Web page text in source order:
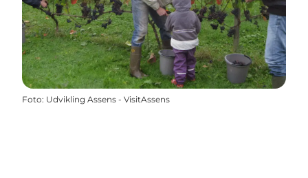
Foto: Udvikling Assens - VisitAssens